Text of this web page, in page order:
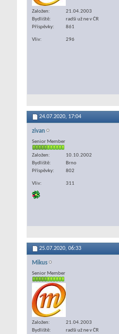
Založen
21.04.2003
Bydliště
radši už ne v ČR
Příspěvky
861
Vliv 296
24.07.2020, 17:04
zivan
Senior Member
Založen
10.10.2002
Bydliště
Brno
Příspěvky
802
Vliv 311
25.07.2020, 06:33
Mikus
Senior Member
Založen
21.04.2003
Bydliště
radši už ne v ČR